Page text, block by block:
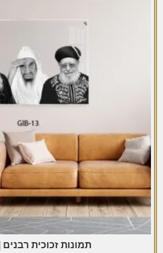
תמונות זכוכית רבנים | GIB-13